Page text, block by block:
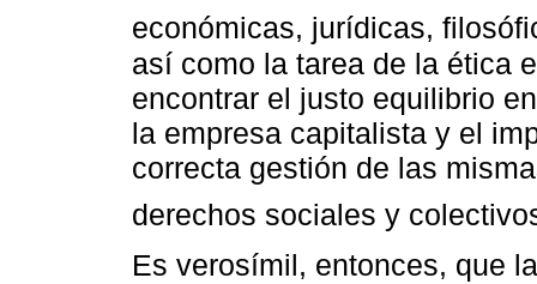
económicas, jurídicas,
así como la tarea de la ética
encontrar el justo equilibrio
la empresa capitalista y el
correcta gestión de las
derechos sociales y
Es verosímil, entonces, que